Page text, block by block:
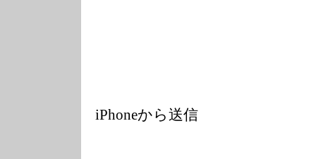
iPhoneから送信